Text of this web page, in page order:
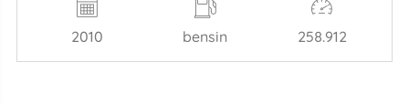
2010 bensin 258.912